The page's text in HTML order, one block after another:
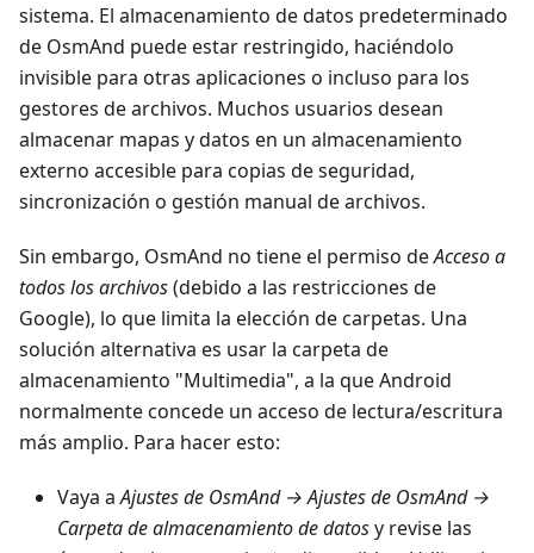
sistema. El almacenamiento de datos predeterminado
de OsmAnd puede estar restringido, haciéndolo
invisible para otras aplicaciones o incluso para los
gestores de archivos. Muchos usuarios desean
almacenar mapas y datos en un almacenamiento
externo accesible para copias de seguridad,
sincronización o gestión manual de archivos.
Sin embargo, OsmAnd no tiene el permiso deAcceso a
todos los archivos(debido a las restricciones de
Google), lo que limita la elección de carpetas. Una
solución alternativa es usar la carpeta de
almacenamiento "Multimedia", a la que Android
normalmente concede un acceso de lectura/escritura
más amplio. Para hacer esto:
Vaya aAjustes de OsmAnd → Ajustes de OsmAnd →
Carpeta de almacenamiento de datosy revise las